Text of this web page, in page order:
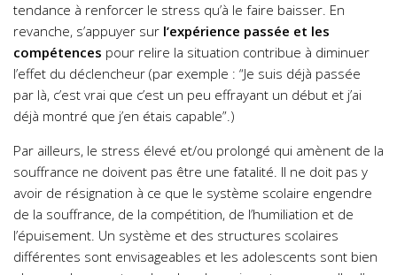
tendance à renforcer le stress qu’à le faire baisser. En
revanche, s’appuyer sur l’expérience passée et les
compétences pour relire la situation contribue à diminuer
l’effet du déclencheur (par exemple : “Je suis déjà passée
par là, c’est vrai que c’est un peu effrayant un début et j’ai
déjà montré que j’en étais capable”.)
Par ailleurs, le stress élevé et/ou prolongé qui amènent de la
souffrance ne doivent pas être une fatalité. Il ne doit pas y
avoir de résignation à ce que le système scolaire engendre
de la souffrance, de la compétition, de l’humiliation et de
l’épuisement. Un système et des structures scolaires
différentes sont envisageables et les adolescents sont bien